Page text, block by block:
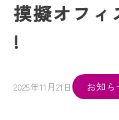
摸擬オフィ
!
2025年11月21日 お知ら